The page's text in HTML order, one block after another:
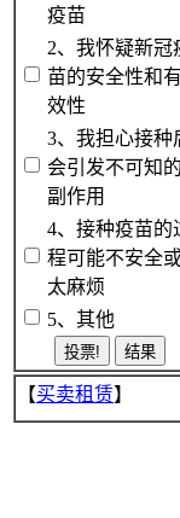
疫苗
2、我怀疑新冠
苗的安全性和有
效性
3、我担心接种
会引发不可知的
副作用
4、接种疫苗的
程可能不安全
太麻烦
5、其他
【买卖租赁】